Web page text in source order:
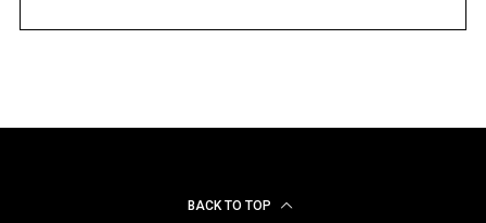
BACK TO TOP